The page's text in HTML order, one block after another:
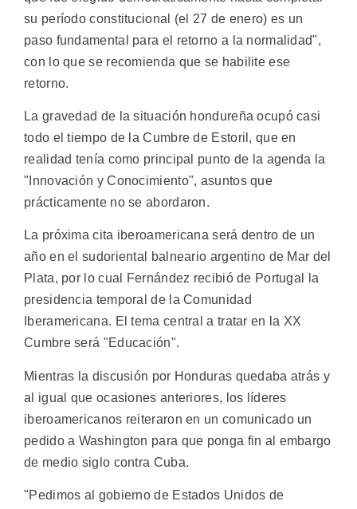
su período constitucional (el 27 de enero) es un
paso fundamental para el retorno a la normalidad",
con lo que se recomienda que se habilite ese
retorno.
La gravedad de la situación hondureña ocupó casi
todo el tiempo de la Cumbre de Estoril, que en
realidad tenía como principal punto de la agenda la
"Innovación y Conocimiento", asuntos que
prácticamente no se abordaron.
La próxima cita iberoamericana será dentro de un
año en el sudoriental balneario argentino de Mar del
Plata, por lo cual Fernández recibió de Portugal la
presidencia temporal de la Comunidad
Iberamericana. El tema central a tratar en la XX
Cumbre será "Educación".
Mientras la discusión por Honduras quedaba atrás y
al igual que ocasiones anteriores, los líderes
iberoamericanos reiteraron en un comunicado un
pedido a Washington para que ponga fin al embargo
de medio siglo contra Cuba.
"Pedimos al gobierno de Estados Unidos de